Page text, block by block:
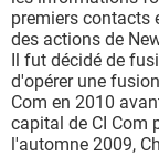
premiers contacts
des actions de
Il fut décidé de
d'opérer une
Com en 2010
capital de CI Com
l'automne 2009,